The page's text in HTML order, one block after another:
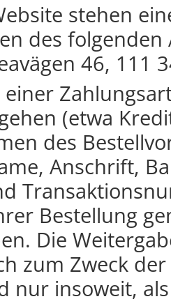
stehen
des
46, 111
einer
(etwa
des
Anschrift,
Bestellung
Die
zum Zweck
nur insoweit,